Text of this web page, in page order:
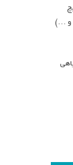
و …)